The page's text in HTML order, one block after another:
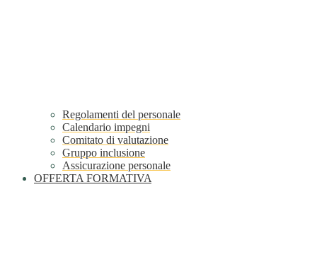
Regolamenti del personale
Calendario impegni
Comitato di valutazione
Gruppo inclusione
Assicurazione personale
OFFERTA FORMATIVA